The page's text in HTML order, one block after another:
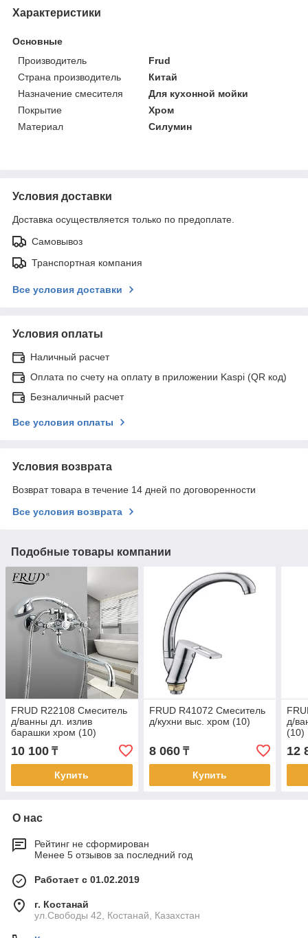
Характеристики
Основные
Производитель
Frud
Страна производитель
Китай
Назначение смесителя
Для кухонной мойки
Покрытие
Хром
Материал
Силумин
Условия доставки
Доставка осуществляется только по предоплате.
Самовывоз
Транспортная компания
Все условия доставки
Условия оплаты
Наличный расчет
Оплата по счету на оплату в приложении Kaspi (QR код)
Безналичный расчет
Все условия оплаты
Условия возврата
Возврат товара в течение 14 дней по договоренности
Все условия возврата
Подобные товары компании
FRUD R22108 Cмеситель
д/ванны дл. излив
барашки хром (10)
10 100 ₸
Купить
FRUD R41072 Cмеситель
д/кухни выс. хром (10)
8 060₸
Купить
д/
(10)
12
О нас
Рейтинг не сформирован
Менее 5 отзывов за последний год
Работает с 01.02.2019
г. Костанай
ул.Свободы 42, Костанай, Казахстан